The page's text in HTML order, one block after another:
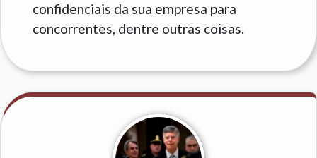
confidenciais da sua empresa para
concorrentes, dentre outras coisas.